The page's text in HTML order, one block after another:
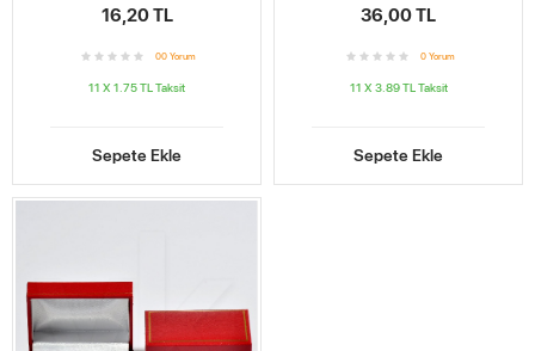
16,20 TL
00 Yorum
11 X 1.75 TL Taksit
Sepete Ekle
36,00 TL
0 Yorum
11 X 3.89 TL Taksit
Sepete Ekle